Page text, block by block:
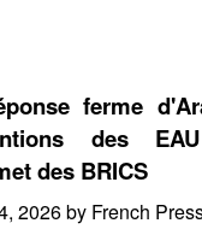
ferme
des
des BRICS
2026 by French